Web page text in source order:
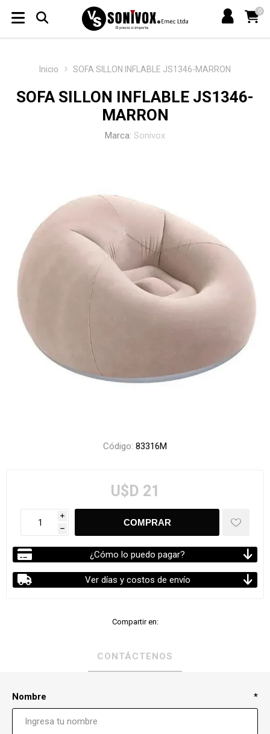
0
Inicio SOFA SILLON INFLABLE JS1346-MARRON
SOFA SILLON INFLABLE JS1346-
MARRON
Marca: Sonivox
Código: 83316M
U$D 21
i
h
¿Cómo lo puedo pagar?
Ver días y costos de envío
Compartir en:
CONTÁCTENOS
Nombre *